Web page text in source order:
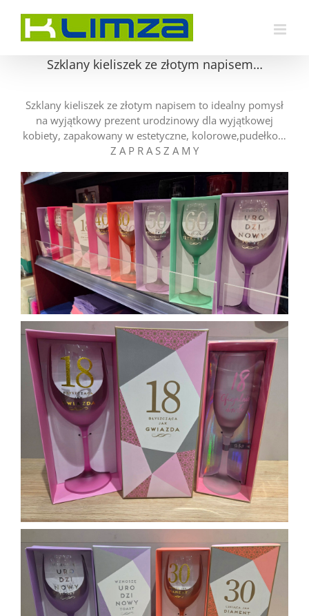
zawartości
Szklany kieliszek ze złotym napisem…
Szklany kieliszek ze złotym napisem to idealny pomysł
na wyjątkowy prezent urodzinowy dla wyjątkowej
kobiety, zapakowany w estetyczne, kolorowe,pudełko…
Z A P R A S Z A M Y